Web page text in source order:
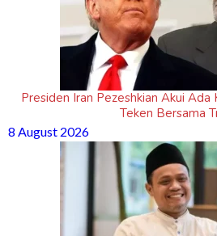
Presiden Iran Pezeshkian Akui Ada
Teken Bersama
8 August 2026